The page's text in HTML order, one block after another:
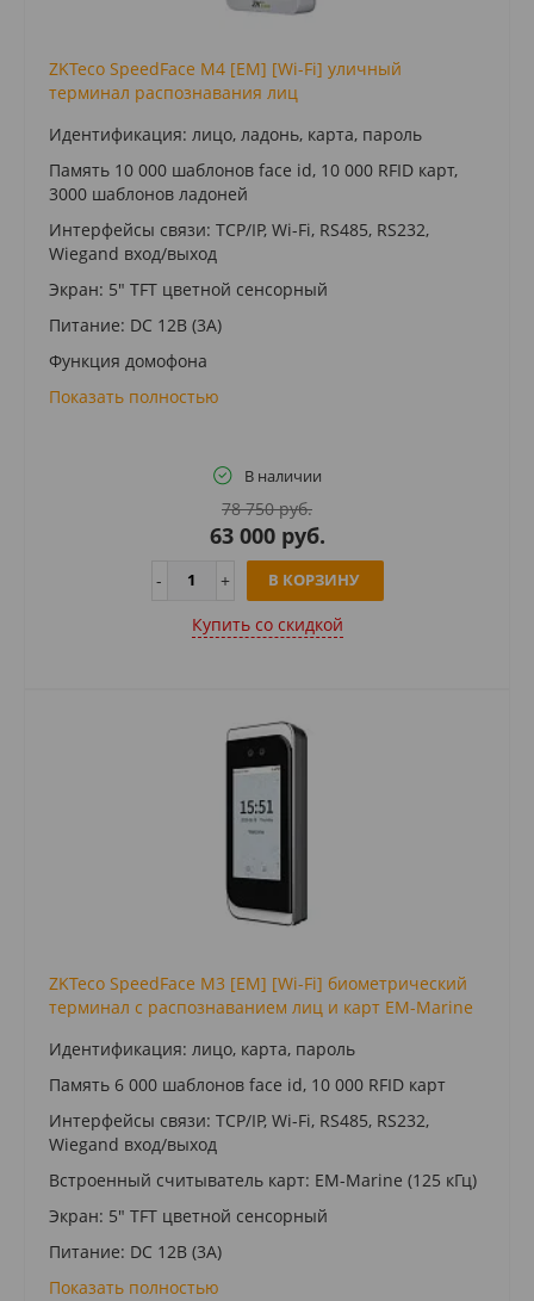
ZKTeco SpeedFace M4 [EM] [Wi-Fi] уличный
терминал распознавания лиц
Идентификация: лицо, ладонь, карта, пароль
Память 10 000 шаблонов face id, 10 000 RFID карт,
3000 шаблонов ладоней
Интерфейсы связи: TCP/IP, Wi-Fi, RS485, RS232,
Wiegand вход/выход
Экран: 5" TFT цветной сенсорный
Питание: DC 12В (3A)
Функция домофона
Показать полностью
В наличии
78 750 руб.
63 000 руб.
В КОРЗИНУ
Купить cо скидкой
ZKTeco SpeedFace M3 [EM] [Wi-Fi] биометрический
терминал с распознаванием лиц и карт EM-Marine
Идентификация: лицо, карта, пароль
Память 6 000 шаблонов face id, 10 000 RFID карт
Интерфейсы связи: TCP/IP, Wi-Fi, RS485, RS232,
Wiegand вход/выход
Встроенный считыватель карт: ЕМ-Marine (125 кГц)
Экран: 5" TFT цветной сенсорный
Питание: DC 12В (3A)
Показать полностью